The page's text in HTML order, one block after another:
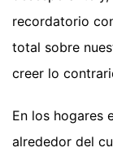
recordatorio
total sobre
creer lo
En los hogares
alrededor del